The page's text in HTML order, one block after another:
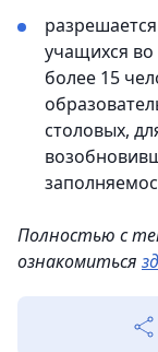
учащихся во
более 15
столовых,
Полностью с
ознакомиться